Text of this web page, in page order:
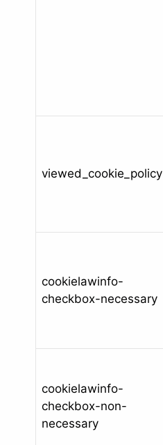
viewed_cookie_policy
cookielawinfo-
checkbox-necessary
cookielawinfo-
checkbox-non-
necessary